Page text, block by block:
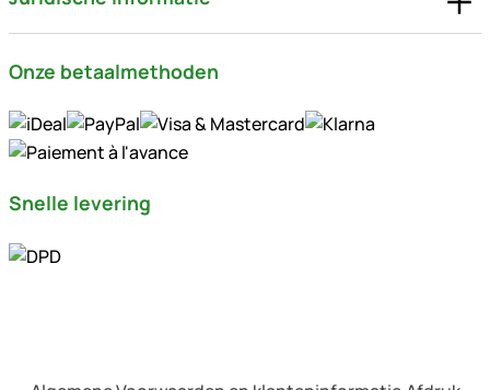
Onze betaalmethoden
Snelle levering